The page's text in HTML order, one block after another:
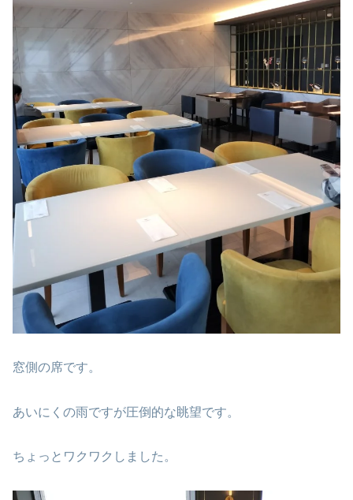
窓側の席です。
あいにくの雨ですが圧倒的な眺望です。
ちょっとワクワクしました。